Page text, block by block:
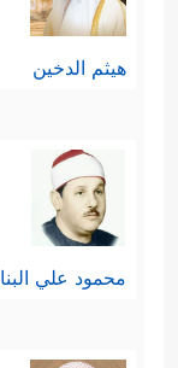
هيثم الدخين
محمود علي البنا